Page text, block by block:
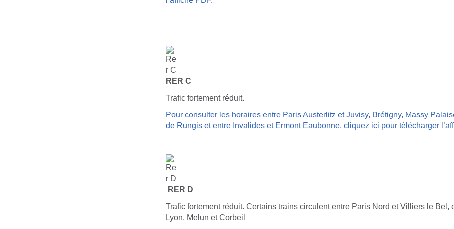
RER C
Trafic fortement réduit.
Pour consulter les horaires entre Paris Austerlitz et Juvisy, Brétigny, Massy
de Rungis et entre Invalides et Ermont Eaubonne, cliquez ici pour télécharger
RER D
Trafic fortement réduit. Certains trains circulent entre Paris Nord et Villiers le Bel,
Lyon, Melun et Corbeil